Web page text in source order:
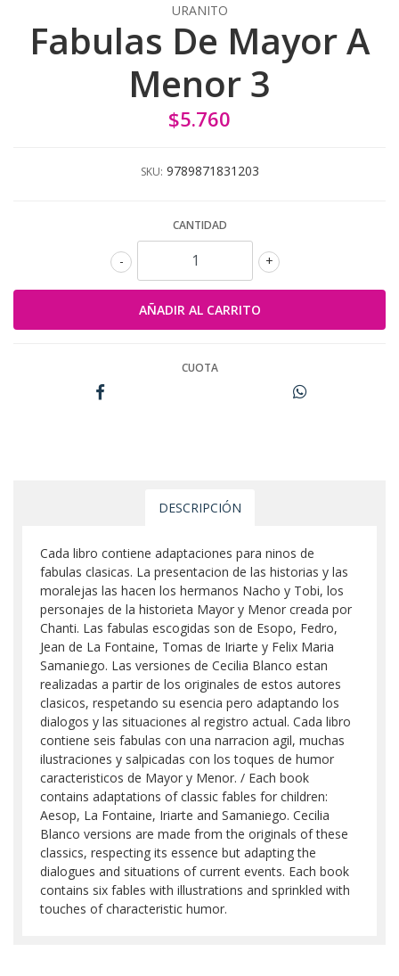
URANITO
Fabulas De Mayor A
Menor 3
$5.760
SKU: 9789871831203
CANTIDAD
+
-
CUOTA
DESCRIPCIÓN
Cada libro contiene adaptaciones para ninos de
fabulas clasicas. La presentacion de las historias y las
moralejas las hacen los hermanos Nacho y Tobi, los
personajes de la historieta Mayor y Menor creada por
Chanti. Las fabulas escogidas son de Esopo, Fedro,
Jean de La Fontaine, Tomas de Iriarte y Felix Maria
Samaniego. Las versiones de Cecilia Blanco estan
realizadas a partir de los originales de estos autores
clasicos, respetando su esencia pero adaptando los
dialogos y las situaciones al registro actual. Cada libro
contiene seis fabulas con una narracion agil, muchas
ilustraciones y salpicadas con los toques de humor
caracteristicos de Mayor y Menor. / Each book
contains adaptations of classic fables for children:
Aesop, La Fontaine, Iriarte and Samaniego. Cecilia
Blanco versions are made from the originals of these
classics, respecting its essence but adapting the
dialogues and situations of current events. Each book
contains six fables with illustrations and sprinkled with
touches of characteristic humor.